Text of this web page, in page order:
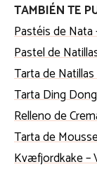
TAMBIÉN TE
Pastéis de
Pastel de
Tarta de
Tarta Ding
Relleno de
Tarta de
Kvæfjordkake –